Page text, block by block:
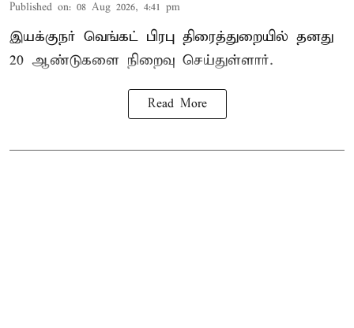
Published on: 08 Aug 2026, 4:41 pm
இயக்குநர் வெங்கட் பிரபு திரைத்துறையில் தனது
20 ஆண்டுகளை நிறைவு செய்துள்ளார்.
Read More